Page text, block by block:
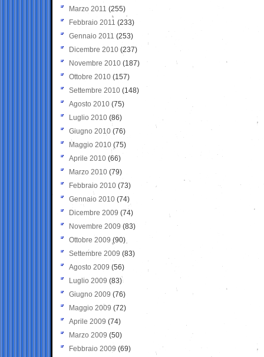
Marzo 2011 (255)
Febbraio 2011 (233)
Gennaio 2011 (253)
Dicembre 2010 (237)
Novembre 2010 (187)
Ottobre 2010 (157)
Settembre 2010 (148)
Agosto 2010 (75)
Luglio 2010 (86)
Giugno 2010 (76)
Maggio 2010 (75)
Aprile 2010 (66)
Marzo 2010 (79)
Febbraio 2010 (73)
Gennaio 2010 (74)
Dicembre 2009 (74)
Novembre 2009 (83)
Ottobre 2009 (90)
Settembre 2009 (83)
Agosto 2009 (56)
Luglio 2009 (83)
Giugno 2009 (76)
Maggio 2009 (72)
Aprile 2009 (74)
Marzo 2009 (50)
Febbraio 2009 (69)